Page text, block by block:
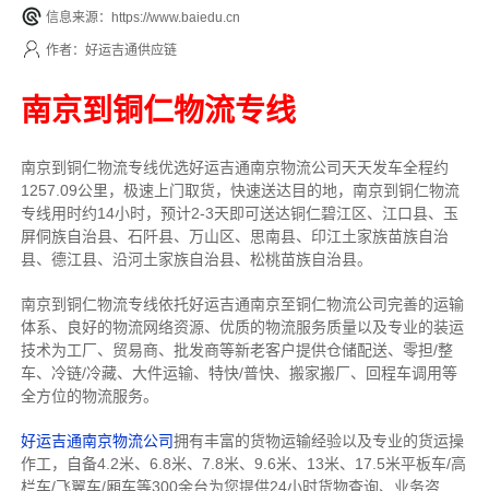
信息来源：https://www.baiedu.cn
作者：好运吉通供应链
南京到铜仁物流专线
南京到铜仁物流专线优选好运吉通南京物流公司天天发车全程约
1257.09公里， 极速上门取货，快速送达目的地，南京到铜仁物流
专线用时约14小时，预计2-3天即可送达铜仁碧江区、江口县、玉
屏侗族自治县、石阡县、万山区、思南县、印江土家族苗族自治
县、德江县、沿河土家族自治县、松桃苗族自治县。
南京到铜仁物流专线依托好运吉通南京至铜仁物流公司完善的运输
体系、良好的物流网络资源、优质的物流服务质量以及专业的装运
技术为工厂、贸易商、批发商等新老客户提供仓储配送、零担/整
车、冷链/冷藏、大件运输、特快/普快、搬家搬厂、回程车调用等
全方位的物流服务。
好运吉通南京物流公司拥有丰富的货物运输经验以及专业的货运操
作工，自备4.2米、6.8米、7.8米、9.6米、13米、17.5米平板车/高
栏车/飞翼车/厢车等300余台为您提供24小时货物查询、业务咨